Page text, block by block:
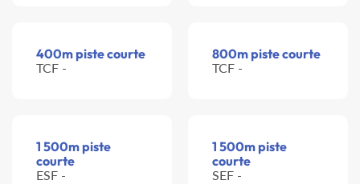
400m piste courte
TCF -
800m piste courte
TCF -
1 500m piste
courte
ESF -
1 500m piste
courte
SEF -